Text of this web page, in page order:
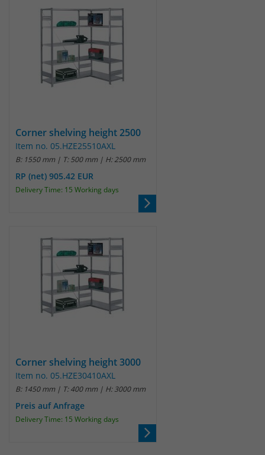
Corner shelving height 2500
Item no. 05.HZE25510AXL
B: 1550 mm | T: 500 mm | H: 2500 mm
RP (net) 905.42 EUR
Delivery Time: 15 Working days
Corner shelving height 3000
Item no. 05.HZE30410AXL
B: 1450 mm | T: 400 mm | H: 3000 mm
Preis auf Anfrage
Delivery Time: 15 Working days